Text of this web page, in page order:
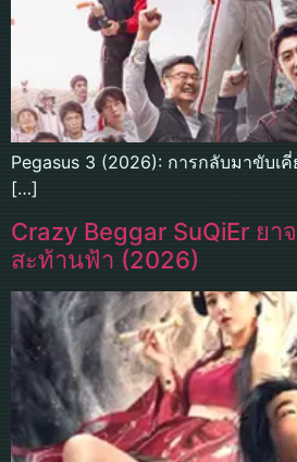
Pegasus 3 (2026): การกลับมาขับ
[…]
Crazy Beggar SuQiEr ยา
สะท้านฟ้า (2026)